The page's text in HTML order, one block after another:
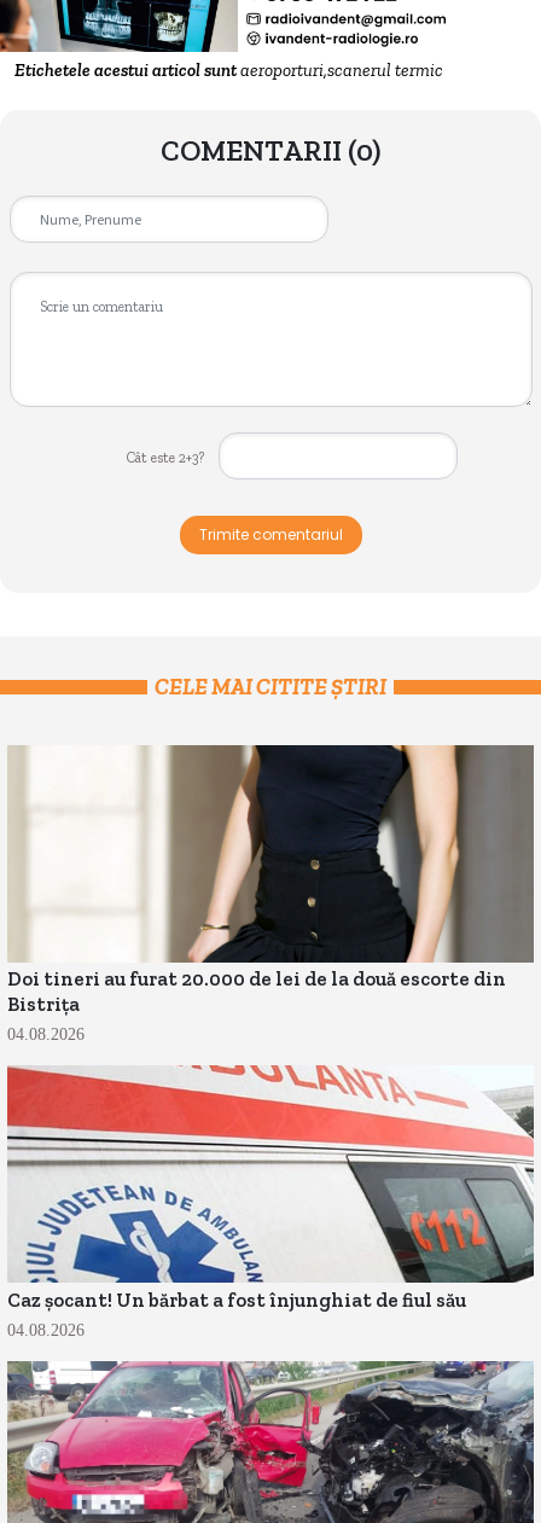
Etichetele acestui articol suntaeroporturi,scanerul termic
COMENTARII (0)
Cât este 2+3?
Trimite comentariul
CELE MAI CITITE ȘTIRI
Doi tineri au furat 20.000 de lei de la două escorte din
Bistrița
04.08.2026
Caz șocant! Un bărbat a fost înjunghiat de fiul său
04.08.2026